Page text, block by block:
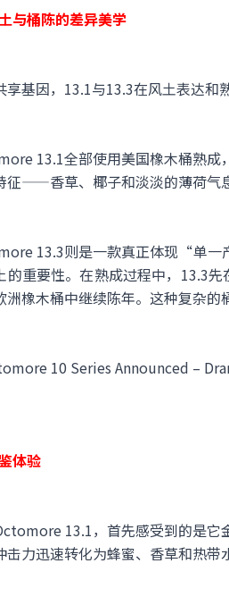
与桶陈的差异美学
享基因，13.1与13.3在风土表达和
13.1全部使用美国橡木桶熟成
征——香草、椰子和淡淡的薄荷气
13.3则是一款真正体现“单
的重要性。在熟成过程中，13.3
洲橡木桶中继续陈年。这种复杂的
体验
13.1，首先感受到的是它
击力迅速转化为蜂蜜、香草和热带